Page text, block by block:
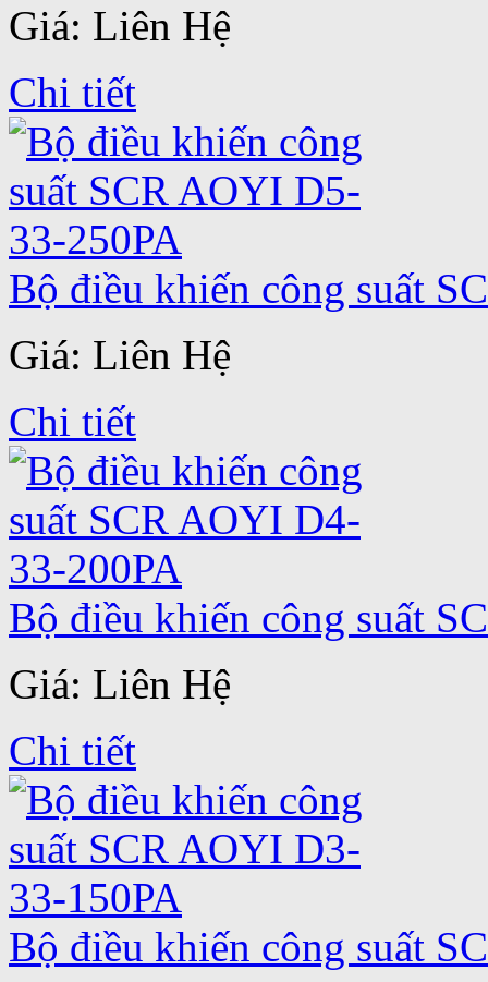
Giá: Liên Hệ
Chi tiết
Bộ điều khiến công suất
Giá: Liên Hệ
Chi tiết
Bộ điều khiến công suất
Giá: Liên Hệ
Chi tiết
Bộ điều khiến công suất